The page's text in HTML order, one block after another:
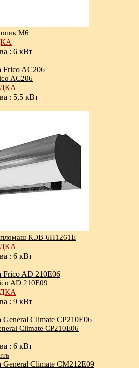
М6
: 6 кВт
AC206
: 5,5 кВт
КЭВ-6П1261Е
: 6 кВт
AD 210E09
: 9 кВт
Climate CP210E06
: 6 кВт